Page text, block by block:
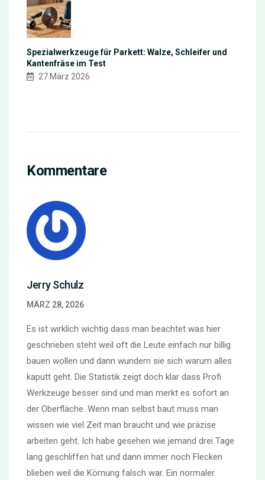
Spezialwerkzeuge für Parkett: Walze, Schleifer und
Kantenfräse im Test
27 März 2026
Kommentare
Jerry Schulz
MÄRZ 28, 2026
Es ist wirklich wichtig dass man beachtet was hier
geschrieben steht weil oft die Leute einfach nur billig
bauen wollen und dann wundern sie sich warum alles
kaputt geht. Die Statistik zeigt doch klar dass Profi
Werkzeuge besser sind und man merkt es sofort an
der Oberfläche. Wenn man selbst baut muss man
wissen wie viel Zeit man braucht und wie präzise
arbeiten geht. Ich habe gesehen wie jemand drei Tage
lang geschliffen hat und dann immer noch Flecken
blieben weil die Körnung falsch war. Ein normaler